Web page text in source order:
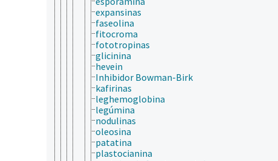
expansinas
faseolina
fitocroma
fototropinas
glicinina
hevein
Inhibidor Bowman-Birk
kafirinas
leghemoglobina
legúmina
nodulinas
oleosina
patatina
plastocianina